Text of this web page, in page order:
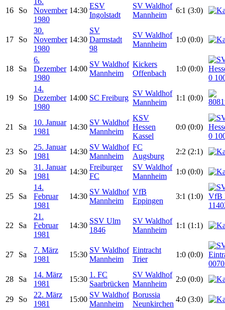
16 So
November
1980
14:30
ESV
Ingolstadt
SV Waldhof
Mannheim
6:1 (3:0)
17 So
30.
November
1980
14:30
SV
Darmstadt
98
SV Waldhof
Mannheim
1:0 (0:0)
18 Sa
6.
Dezember
1980
14:00
SV Waldhof
Mannheim
Kickers
Offenbach
1:0 (0:0)
19 So
14.
Dezember
1980
14:00 SC Freiburg
SV Waldhof
Mannheim
1:1 (0:0)
21 Sa
10. Januar
1981
14:30
SV Waldhof
Mannheim
KSV
Hessen
Kassel
0:0 (0:0)
23 So
25. Januar
1981
14:30
SV Waldhof
Mannheim
FC
Augsburg
2:2 (2:1)
20 Sa
31. Januar
1981
14:30
Freiburger
FC
SV Waldhof
Mannheim
1:0 (0:0)
25 Sa
14.
Februar
1981
14:30
SV Waldhof
Mannheim
VfB
Eppingen
3:1 (1:0)
22 Sa
21.
Februar
1981
14:30
SSV Ulm
1846
SV Waldhof
Mannheim
1:1 (1:1)
27 Sa
7. März
1981
15:30
SV Waldhof
Mannheim
Eintracht
Trier
1:0 (0:0)
28 Sa
14. März
1981
15:30
1. FC
Saarbrücken
SV Waldhof
Mannheim
2:0 (0:0)
29 So
22. März
1981
15:00
SV Waldhof
Mannheim
Borussia
Neunkirchen
4:0 (3:0)